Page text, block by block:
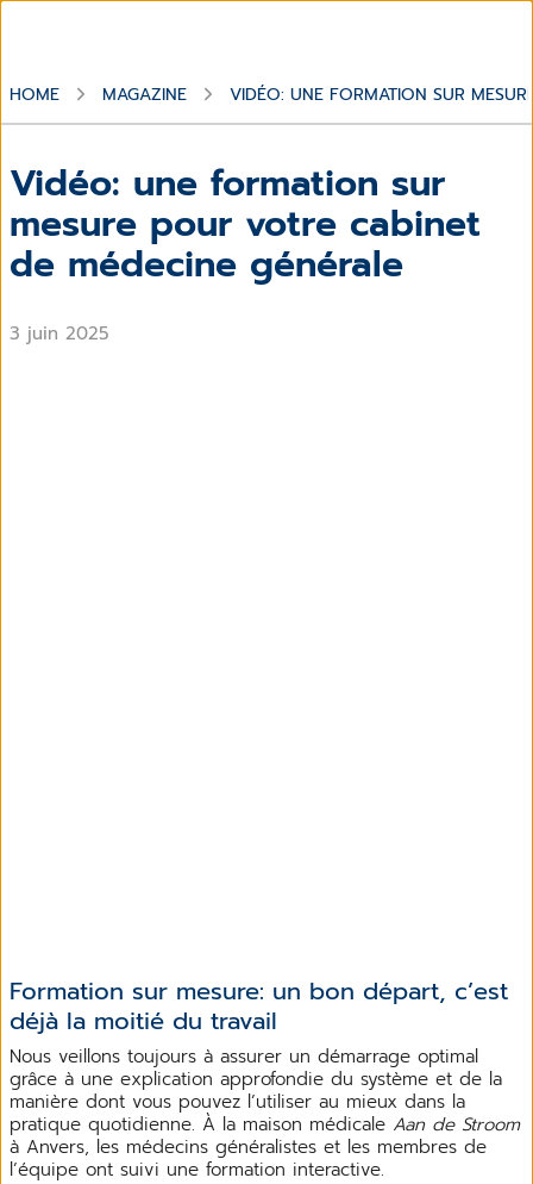
HOME MAGAZINE VIDÉO: UNE FORMATION SUR
Vidéo: une formation sur
mesure pour votre cabinet
de médecine générale
3 juin 2025
Formation sur mesure: un bon départ, c’est
déjà la moitié du travail
Nous veillons toujours à assurer un démarrage optimal
grâce à une explication approfondie du système et de la
manière dont vous pouvez l’utiliser au mieux dans la
pratique quotidienne. À la maison médicale Aan de Stroom
à Anvers, les médecins généralistes et les membres de
l’équipe ont suivi une formation interactive.